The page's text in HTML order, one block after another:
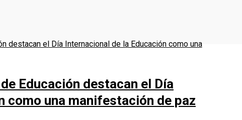
Educación destacan el Día
como una manifestación de paz